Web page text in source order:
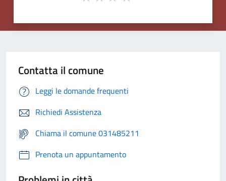
Contatta il comune
Leggi le domande frequenti
Richiedi Assistenza
Chiama il comune 031485211
Prenota un appuntamento